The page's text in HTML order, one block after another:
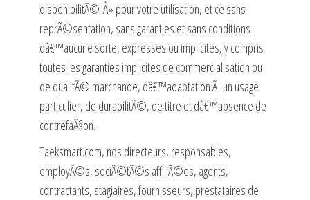
disponibilitÃ© Â» pour votre utilisation, et ce sans
reprÃ©sentation, sans garanties et sans conditions
dâ€™aucune sorte, expresses ou implicites, y compris
toutes les garanties implicites de commercialisation ou
de qualitÃ© marchande, dâ€™adaptation Ã un usage
particulier, de durabilitÃ©, de titre et dâ€™absence de
contrefaÃ§on.
Taeksmart.com, nos directeurs, responsables,
employÃ©s, sociÃ©tÃ©s affiliÃ©es, agents,
contractants, stagiaires, fournisseurs, prestataires de